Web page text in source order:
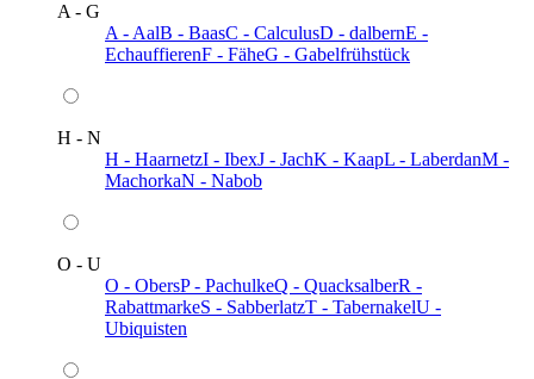
A - G
A - AalB - BaasC - CalculusD - dalbernE -
EchauffierenF - FäheG - Gabelfrühstück
H - N
H - HaarnetzI - IbexJ - JachK - KaapL - LaberdanM -
MachorkaN - Nabob
O - U
O - ObersP - PachulkeQ - QuacksalberR -
RabattmarkeS - SabberlatzT - TabernakelU -
Ubiquisten